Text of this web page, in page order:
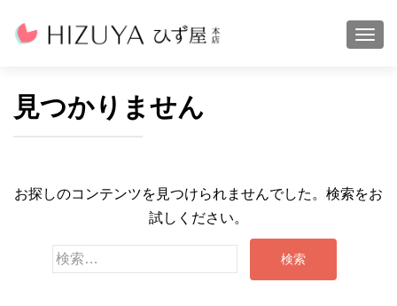
ナビ
見つかりません
お探しのコンテンツを見つけられませんでした。検索をお
試しください。
検